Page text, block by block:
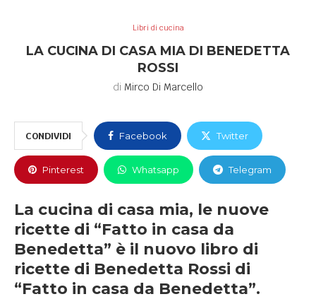
Libri di cucina
LA CUCINA DI CASA MIA DI BENEDETTA
ROSSI
di Mirco Di Marcello
CONDIVIDI Facebook Twitter
Pinterest Whatsapp Telegram
La cucina di casa mia, le nuove
ricette di “Fatto in casa da
Benedetta” è il nuovo libro di
ricette di Benedetta Rossi di
“Fatto in casa da Benedetta”.